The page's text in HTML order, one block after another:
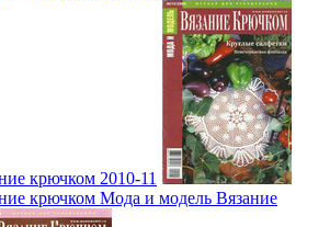
крючком 2010-11
крючком Мода и модель Вязание